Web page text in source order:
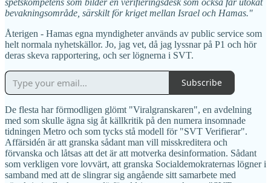
bevakningsområde, särskilt för kriget mellan Israel och Hamas."
Återigen - Hamas egna myndigheter används av public service som
helt normala nyhetskällor. Jo, jag vet, då jag lyssnar på P1 och hör
deras skeva rapportering, och ser lögnerna i SVT.
Subscribe
De flesta har förmodligen glömt "Viralgranskaren", en avdelning
med som skulle ägna sig åt källkritik på den numera insomnade
tidningen Metro och som tycks stå modell för "SVT Verifierar".
Affärsidén är att granska sådant man vill misskreditera och
förvanska och låtsas att det är att motverka desinformation. Sådant
som verkligen vore lovvärt, att granska Socialdemokraternas lögner i
samband med att de slingrar sig angående sitt samarbete med